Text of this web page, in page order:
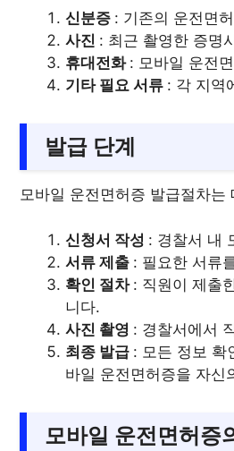
신분증 : 기존의 운전면
사진 : 최근 촬영한 증명
휴대전화 : 모바일 운전
기타 필요 서류 : 각 지역
발급 단계
모바일 운전면허증 발급절차
신청서 작성 : 경찰서 내
서류 제출 : 필요한 서류
확인 절차 : 직원이 제출
니다.
사진 촬영 : 경찰서에서
최종 발급 : 모든 정보 확
바일 운전면허증을 자신
모바일 운전면허증